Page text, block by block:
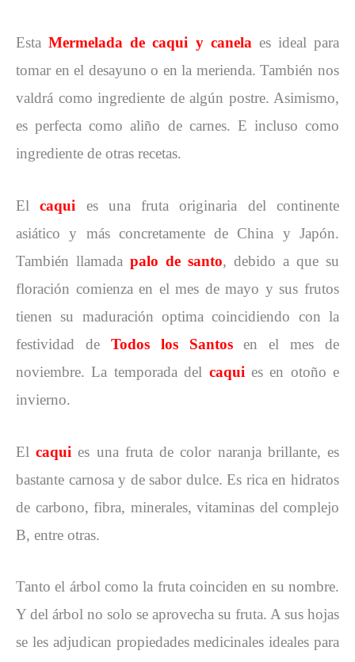
Esta Mermelada decaqui y canelaes ideal para
tomar en el desayuno o en la merienda. También nos
valdrá como ingrediente de algún postre. Asimismo,
es perfecta como aliño de carnes. E incluso como
ingrediente de otras recetas.
Elcaqui es una fruta originaria del continente
asiático y más concretamente de China y Japón.
También llamada palo de santo, debido a que su
floración comienza en el mes de mayo y sus frutos
tienen su maduración optima coincidiendo con la
festividad de Todos los Santosen el mes de
noviembre. La temporada del caqui es en otoño e
invierno.
Elcaqui es una fruta de color naranja brillante, es
bastante carnosa y de sabor dulce. Es rica en hidratos
de carbono, fibra, minerales, vitaminas del complejo
B, entre otras.
Tanto el árbol como la fruta coinciden en su nombre.
Y del árbol no solo se aprovecha su fruta. A sus hojas
se les adjudican propiedades medicinales ideales para